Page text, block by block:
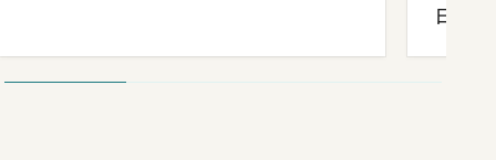
日米